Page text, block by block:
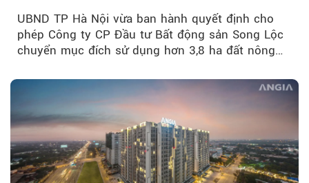
UBND TP Hà Nội vừa ban hành quyết định cho
phép Công ty CP Đầu tư Bất động sản Song Lộc
chuyển mục đích sử dụng hơn 3,8 ha đất nông